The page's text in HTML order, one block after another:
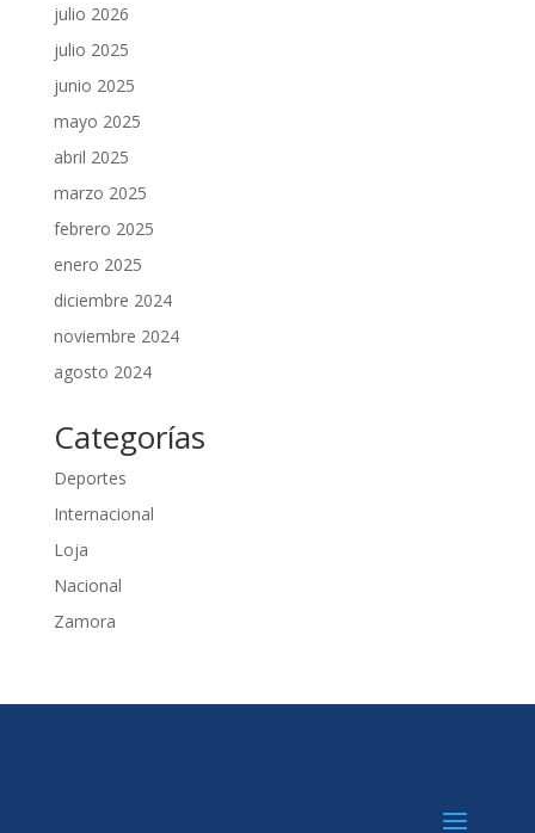
julio 2026
julio 2025
junio 2025
mayo 2025
abril 2025
marzo 2025
febrero 2025
enero 2025
diciembre 2024
noviembre 2024
agosto 2024
Categorías
Deportes
Internacional
Loja
Nacional
Zamora